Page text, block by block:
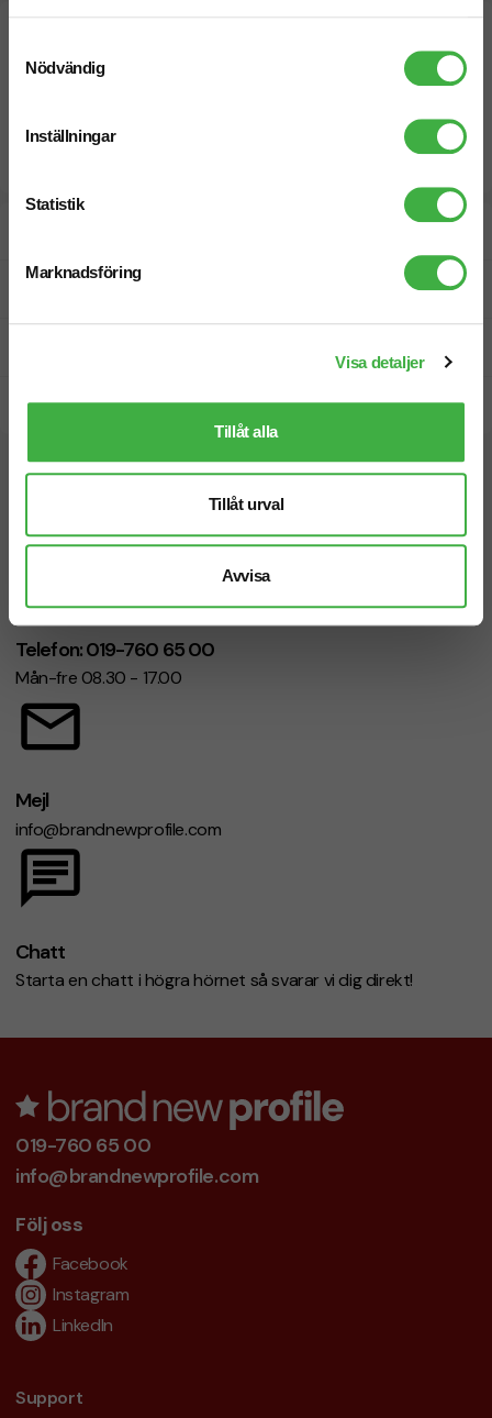
Nödvändig
Inställningar
Statistik
Marknadsföring
Visa detaljer
Tillåt alla
Tillåt urval
Avvisa
Snabb leverans
Vi hjälper dig gärna!
Telefon: 019-760 65 00
Mån-fre 08.30 - 17.00
Mejl
info@brandnewprofile.com
Chatt
Starta en chatt i högra hörnet så svarar vi dig direkt!
019-760 65 00
info@brandnewprofile.com
Följ oss
Facebook
Instagram
LinkedIn
Support